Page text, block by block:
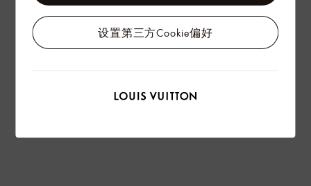
设置第三方Cookie偏好